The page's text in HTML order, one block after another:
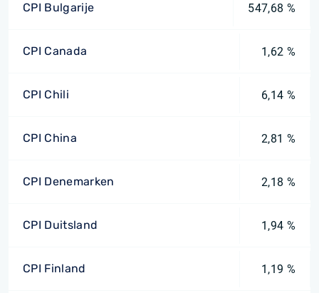
CPI Bulgarije 547,68 %
CPI Canada 1,62 %
CPI Chili 6,14 %
CPI China 2,81 %
CPI Denemarken 2,18 %
CPI Duitsland 1,94 %
CPI Finland 1,19 %